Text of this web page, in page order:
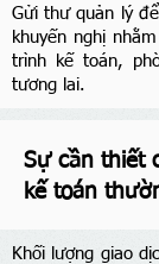
Gửi thư quản lý
khuyến nghị
trình kế toán,
tương lai.
Sự cần thiết
kế toán
Khối lượng giao